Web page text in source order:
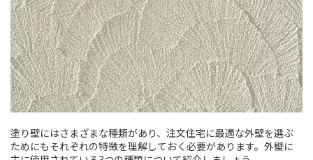
塗り壁にはさまざまな種類があり、注文住宅に最適な外壁を選ぶ
ためにもそれぞれの特徴を理解しておく必要があります。外壁に